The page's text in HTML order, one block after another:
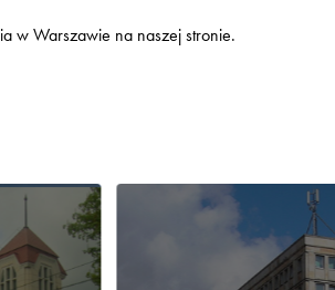
w Warszawie na naszej stronie.